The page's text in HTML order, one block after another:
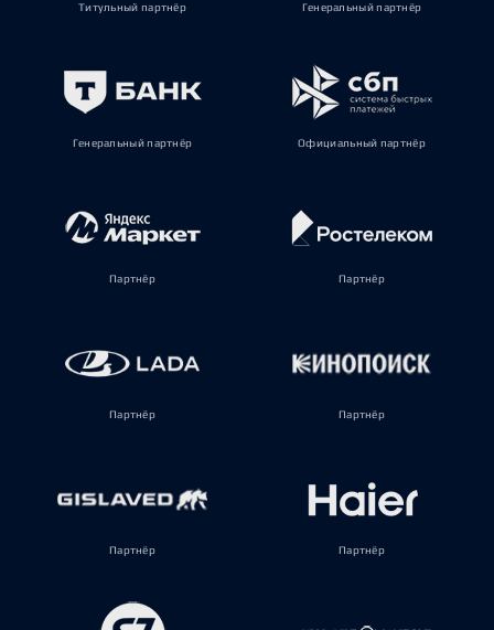
Титульный партнёр Генеральный партнёр
Генеральный партнёр Официальный партнёр
Партнёр Партнёр
Партнёр Партнёр
Партнёр Партнёр